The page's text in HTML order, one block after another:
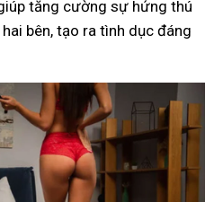
tăng cường sự hứng thú
bên, tạo ra tình dục đáng